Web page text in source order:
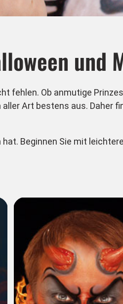
und
fehlen. Ob anmutige
Art bestens aus. Daher
Beginnen Sie mit